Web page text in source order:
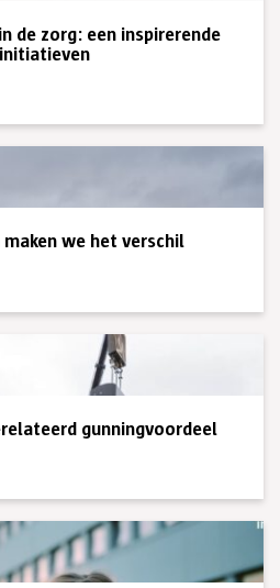
de zorg: een inspirerende
we het verschil
gunningvoordeel